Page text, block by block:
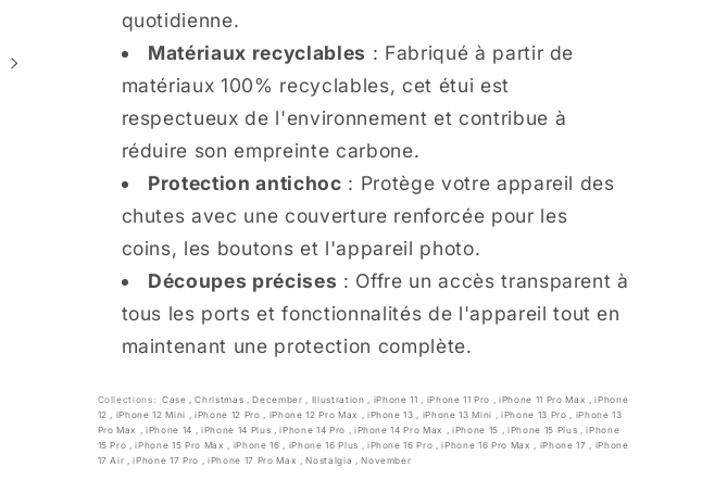
quotidienne.
Matériaux recyclables : Fabriqué à partir de
matériaux 100% recyclables, cet étui est
respectueux de l'environnement et contribue à
réduire son empreinte carbone.
Protection antichoc : Protège votre appareil des
chutes avec une couverture renforcée pour les
coins, les boutons et l'appareil photo.
Découpes précises : Offre un accès transparent à
tous les ports et fonctionnalités de l'appareil tout en
maintenant une protection complète.
Collections: Case,Christmas,December, Illustration, iPhone 11, iPhone 11 Pro ,iPhone 11 Pro Max,iPhone
12, iPhone 12 Mini ,iPhone 12 Pro, iPhone 12 Pro Max , iPhone 13, iPhone 13 Mini ,iPhone 13 Pro, iPhone 13
Pro Max ,iPhone 14 ,iPhone 14 Plus ,iPhone 14 Pro , iPhone 14 Pro Max ,iPhone 15 ,iPhone 15 Plus ,iPhone
15 Pro,iPhone 15 Pro Max, iPhone 16, iPhone 16 Plus , iPhone 16 Pro,iPhone 16 Pro Max, iPhone 17, iPhone
17 Air,iPhone 17 Pro ,iPhone 17 Pro Max ,Nostalgia ,November